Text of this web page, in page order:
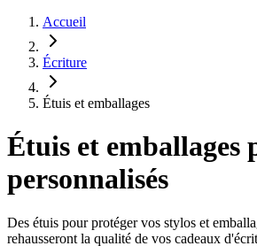
Accueil
Écriture
Étuis et emballages
Étuis et emballages
personnalisés
Des étuis pour protéger vos stylos et
rehausseront la qualité de vos cadeaux